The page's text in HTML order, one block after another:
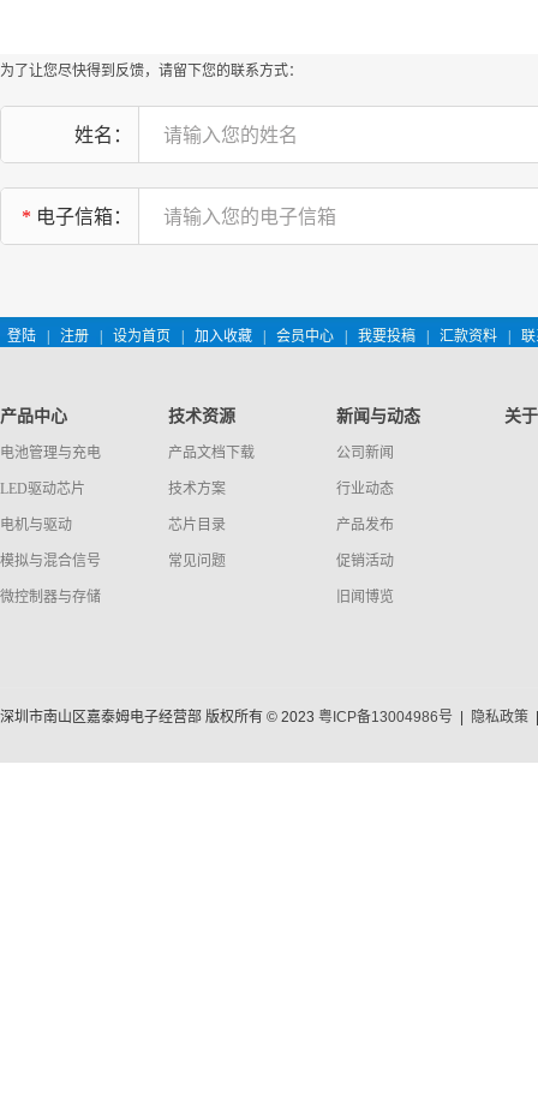
为了让您尽快得到反馈，请留下您的联系方式：
姓名：
* 电子信箱：
登陆 注册 设为首页 加入收藏 会员中心 我要投稿 汇款资料
产品中心
电池管理与充电
LED驱动芯片
电机与驱动
模拟与混合信号
微控制器与存储
技术资源
产品文档下载
技术方案
芯片目录
常见问题
新闻与动态
公司新闻
行业动态
产品发布
促销活动
旧闻博览
关
深圳市南山区嘉泰姆电子经营部 版权所有 © 2023 粤ICP备13004986号 隐私政策